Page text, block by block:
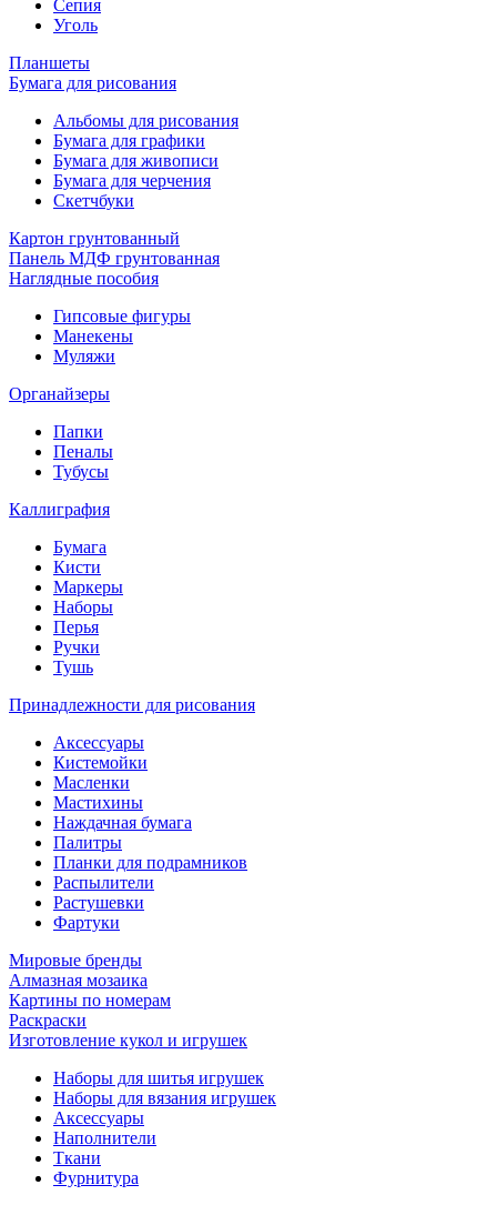
Сепия
Уголь
Планшеты
Бумага для рисования
Альбомы для рисования
Бумага для графики
Бумага для живописи
Бумага для черчения
Скетчбуки
Картон грунтованный
Панель МДФ грунтованная
Наглядные пособия
Гипсовые фигуры
Манекены
Муляжи
Органайзеры
Папки
Пеналы
Тубусы
Каллиграфия
Бумага
Кисти
Маркеры
Наборы
Перья
Ручки
Тушь
Принадлежности для рисования
Аксессуары
Кистемойки
Масленки
Мастихины
Наждачная бумага
Палитры
Планки для подрамников
Распылители
Растушевки
Фартуки
Мировые бренды
Алмазная мозаика
Картины по номерам
Раскраски
Изготовление кукол и игрушек
Наборы для шитья игрушек
Наборы для вязания игрушек
Аксессуары
Наполнители
Ткани
Фурнитура